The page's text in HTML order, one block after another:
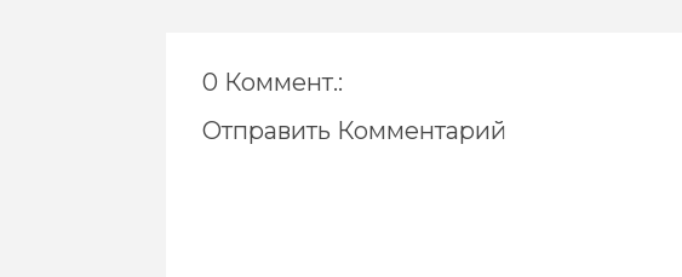
0 Коммент.:
Отправить Комментарий